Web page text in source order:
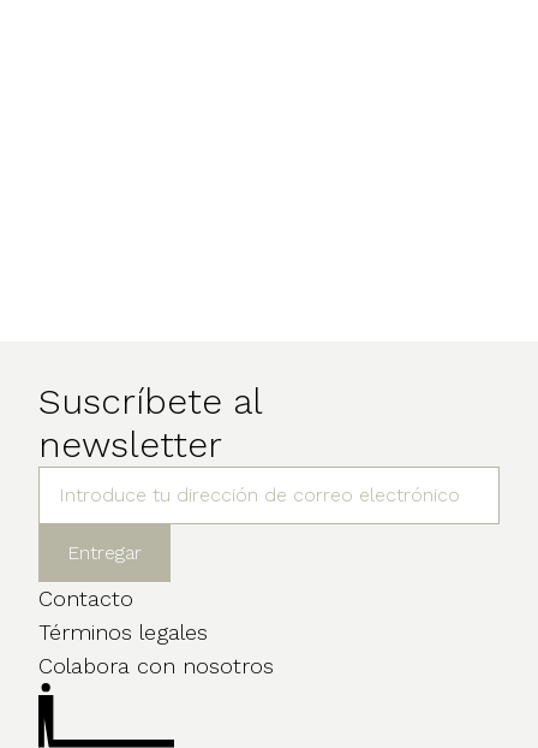
Suscríbete al
newsletter
Contacto
Términos legales
Colabora con nosotros